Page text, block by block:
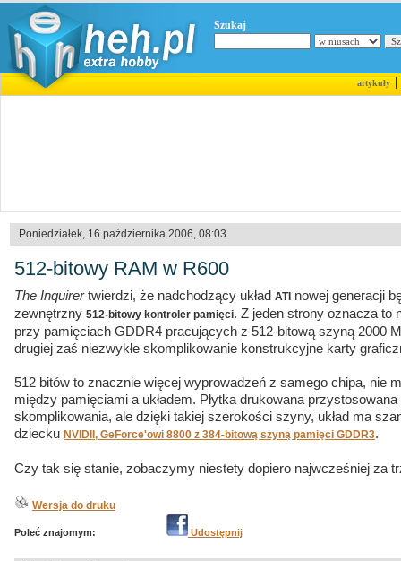
Szukaj
artykuły|
Poniedziałek, 16 października 2006, 08:03
512-bitowy RAM w R600
The Inquirertwierdzi, że nadchodzący układ ATI nowej generacji
zewnętrzny 512-bitowy kontroler pamięci. Z jeden strony oznacza to
przy pamięciach GDDR4 pracujących z 512-bitową szyną 2000
drugiej zaś niezwykłe skomplikowanie konstrukcyjne karty
512 bitów to znacznie więcej wyprowadzeń z samego chipa, nie
między pamięciami a układem. Płytka drukowana
skomplikowania, ale dzięki takiej szerokości szyny, układ ma
dziecku NVIDII, GeForce'owi 8800 z 384-bitową szyną pamięci GDDR3.
Czy tak się stanie, zobaczymy niestety dopiero najwcześniej za
Wersja do druku
Poleć znajomym: Udostępnij